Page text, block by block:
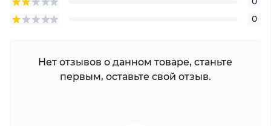
0
Нет отзывов о данном товаре, станьте
первым, оставьте свой отзыв.